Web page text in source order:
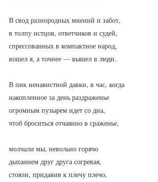
В свод разнородных мнений и забот,
в толпу истцов, ответчиков и судей,
спрессованных в компактное народ,
вошел я, а точнее — вышел в люди.
В пик ненавистной давки, в час, когда
накопленное за день раздраженье
огромным пузырем идет со дна,
чтоб броситься отчаянно в сраженье,
молчали мы, невольно горячо
дыханием друг друга согревая,
стояли, придавив к плечу плечо,